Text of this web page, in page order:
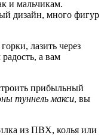
и мальчикам.
дизайн, много фигур
лазить через
радость, а вам
прибыльный
туннель макси, вы
из ПВХ, колья или